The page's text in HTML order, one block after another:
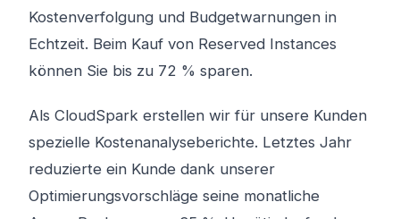
Kostenverfolgung und Budgetwarnungen in
Echtzeit. Beim Kauf von Reserved Instances
können Sie bis zu 72 % sparen.
Als CloudSpark erstellen wir für unsere Kunden
spezielle Kostenanalyseberichte. Letztes Jahr
reduzierte ein Kunde dank unserer
Optimierungsvorschläge seine monatliche